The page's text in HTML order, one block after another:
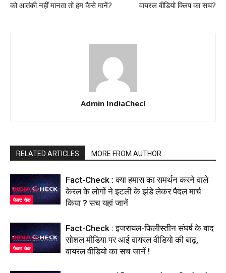
को आतंकी नहीं मानता तो हम कैसे मानें?
वायरल वीडियो क्लिप का सच?
Admin IndiaChecl
RELATED ARTICLES MORE FROM AUTHOR
फैक्ट चेक
Fact-Check : क्या हमास का समर्थन करने वाले
केरल के लोगों ने इटली के झंडे लेकर पैदल मार्च
किया ? सच यहां जानें
फैक्ट चेक
Fact-Check : इजरायल-फिलीस्तीन संघर्ष के बाद
सोशल मीडिया पर आई वायरल वीडियो की बाढ़,
वायरल वीडियो का सच जानें !